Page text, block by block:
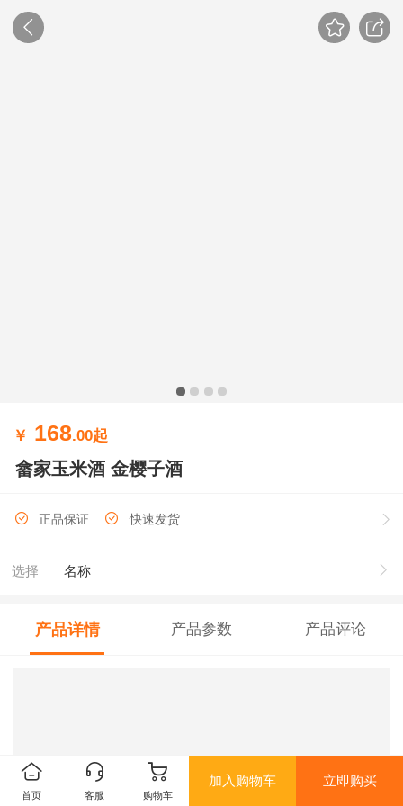
￥ 168.00起
畲家玉米酒 金樱子酒
正品保证 快速发货
选择 名称
产品详情 产品参数 产品评论
首页 客服 购物车
加入购物车 立即购买